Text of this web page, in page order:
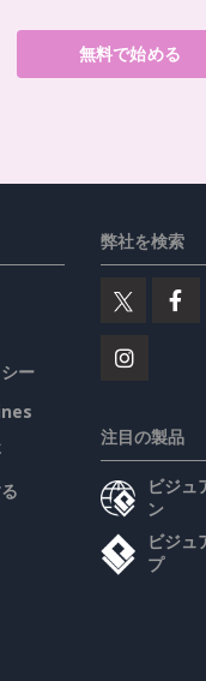
無料で始める
ー
弊社を検索
注目の製品
ビジュ
ン
ビジュ
プ